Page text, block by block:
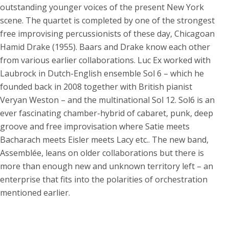
outstanding younger voices of the present New York
scene. The quartet is completed by one of the strongest
free improvising percussionists of these day, Chicagoan
Hamid Drake (1955). Baars and Drake know each other
from various earlier collaborations. Luc Ex worked with
Laubrock in Dutch-English ensemble Sol 6 – which he
founded back in 2008 together with British pianist
Veryan Weston – and the multinational Sol 12. Sol6 is an
ever fascinating chamber-hybrid of cabaret, punk, deep
groove and free improvisation where Satie meets
Bacharach meets Eisler meets Lacy etc.. The new band,
Assemblée, leans on older collaborations but there is
more than enough new and unknown territory left – an
enterprise that fits into the polarities of orchestration
mentioned earlier.